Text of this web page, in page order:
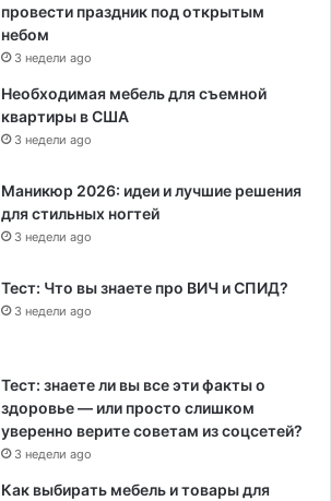
провести праздник под открытым
небом
3 недели ago
Необходимая мебель для съемной
квартиры в США
3 недели ago
Маникюр 2026: идеи и лучшие решения
для стильных ногтей
3 недели ago
Тест: Что вы знаете про ВИЧ и СПИД?
3 недели ago
Тест: знаете ли вы все эти факты о
здоровье — или просто слишком
уверенно верите советам из соцсетей?
3 недели ago
Как выбирать мебель и товары для